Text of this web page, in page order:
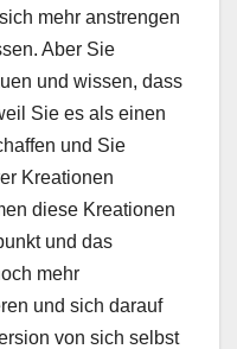
mehr anstrengen
Aber Sie
und wissen, dass
Sie es als einen
und Sie
Kreationen
diese Kreationen
und das
mehr
und sich darauf
von sich selbst